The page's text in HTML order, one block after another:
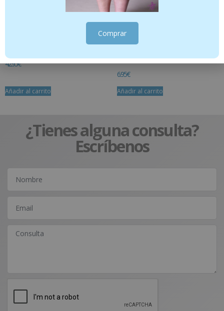
XTRASLIM 700 MUJER 120 CAPSULAS
42.95€
Añadir al carrito
FLUOR KIN PASTA FRESA INF 75ML + 25
ml
6.95€
Añadir al carrito
¿Tienes alguna consulta?
Escríbenos
Comprar